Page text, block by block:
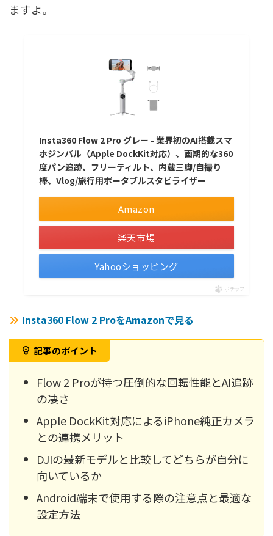
ますよ。
Insta360 Flow 2 Pro グレー - 業界初のAI搭載スマ
ホジンバル（Apple DockKit対応）、画期的な360
度パン追跡、フリーティルト、内蔵三脚/自撮り
棒、Vlog/旅行用ポータブルスタビライザー
Amazon
楽天市場
Yahooショッピング
ポチップ
Insta360 Flow 2 ProをAmazonで見る
記事のポイント
Flow 2 Proが持つ圧倒的な回転性能とAI追跡
の凄さ
Apple DockKit対応によるiPhone純正カメラ
との連携メリット
DJIの最新モデルと比較してどちらが自分に
向いているか
Android端末で使用する際の注意点と最適な
設定方法